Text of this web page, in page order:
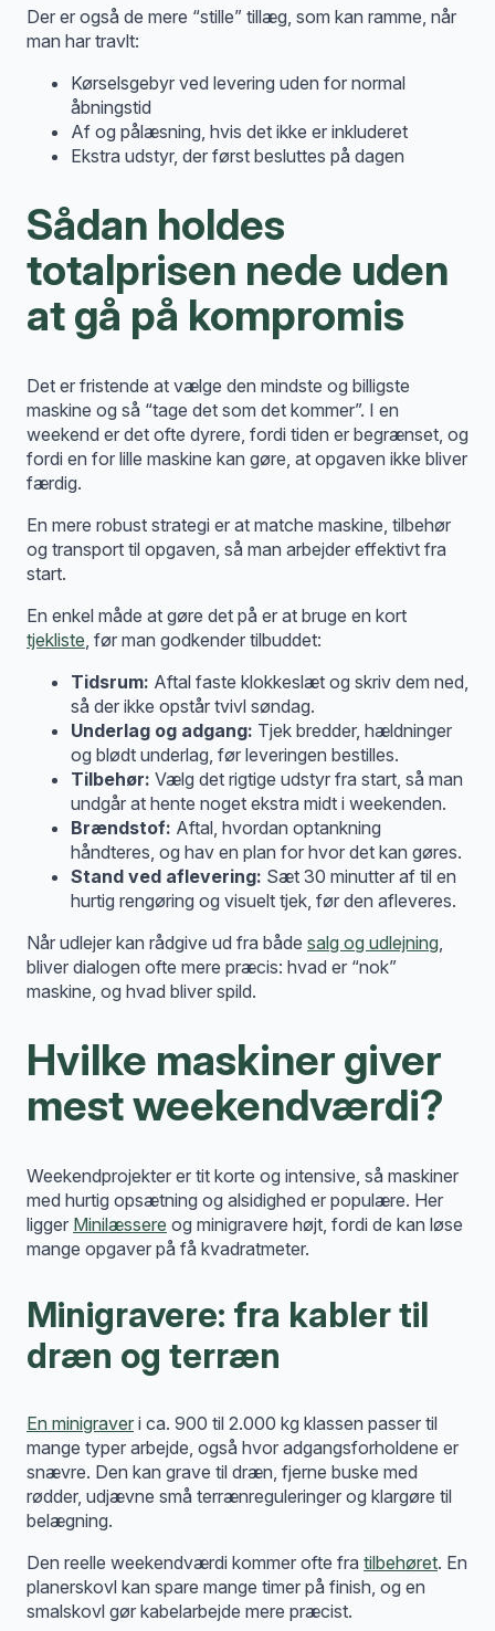
Der er også de mere “stille” tillæg, som kan ramme, når
man har travlt:
Kørselsgebyr ved levering uden for normal
åbningstid
Af og pålæsning, hvis det ikke er inkluderet
Ekstra udstyr, der først besluttes på dagen
Sådan holdes
totalprisen nede uden
at gå på kompromis
Det er fristende at vælge den mindste og billigste
maskine og så “tage det som det kommer”. I en
weekend er det ofte dyrere, fordi tiden er begrænset, og
fordi en for lille maskine kan gøre, at opgaven ikke bliver
færdig.
En mere robust strategi er at matche maskine, tilbehør
og transport til opgaven, så man arbejder effektivt fra
start.
En enkel måde at gøre det på er at bruge en kort
tjekliste , før man godkender tilbuddet:
Tidsrum: Aftal faste klokkeslæt og skriv dem ned,
så der ikke opstår tvivl søndag.
Underlag og adgang: Tjek bredder, hældninger
og blødt underlag, før leveringen bestilles.
Tilbehør: Vælg det rigtige udstyr fra start, så man
undgår at hente noget ekstra midt i weekenden.
Brændstof: Aftal, hvordan optankning
håndteres, og hav en plan for hvor det kan gøres.
Stand ved aflevering: Sæt 30 minutter af til en
hurtig rengøring og visuelt tjek, før den afleveres.
Når udlejer kan rådgive ud fra både salg og udlejning
bliver dialogen ofte mere præcis: hvad er “nok”
maskine, og hvad bliver spild.
Hvilke maskiner giver
mest weekendværdi?
Weekendprojekter er tit korte og intensive, så maskiner
med hurtig opsætning og alsidighed er populære. Her
ligger Minilæssere og minigravere højt, fordi de kan løse
mange opgaver på få kvadratmeter.
Minigravere: fra kabler til
dræn og terræn
En minigraver i ca. 900 til 2.000 kg klassen passer til
mange typer arbejde, også hvor adgangsforholdene er
snævre. Den kan grave til dræn, fjerne buske med
rødder, udjævne små terrænreguleringer og klargøre til
belægning.
Den reelle weekendværdi kommer ofte fra tilbehøret. En
planerskovl kan spare mange timer på finish, og en
smalskovl gør kabelarbejde mere præcist.